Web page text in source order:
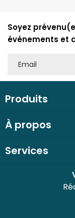
Soyez
événements et
Produits
À propos
Services